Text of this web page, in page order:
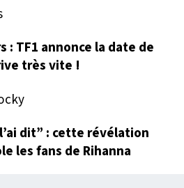
: TF1 annonce la date de
très vite !
dit” : cette révélation
les fans de Rihanna